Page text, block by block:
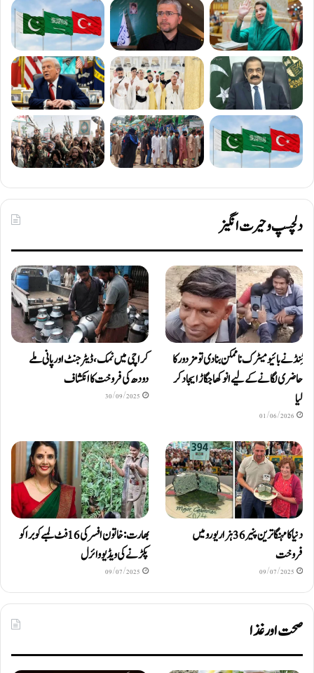
دلچسپ و حیرت انگیز
ٹِنڈ نے بائیومیٹرک ناممکن بنا دی تو مزدور کا
حاضری لگانے کے لیے انوکھا جگاڑ ایجاد کر
لیا
01/06/2026
کراچی میں نمک، ڈیٹرجنٹ اور پانی ملے
دودھ کی فروخت کا انکشاف
30/09/2025
دنیا کا مہنگا ترین پنیر 36 ہزار یورو میں
فروخت
09/07/2025
بھارت: خاتون افسر کی 16 فٹ لمبے کوبرا کو
پکڑنے کی ویڈیو وائرل
09/07/2025
صحت اور غذا